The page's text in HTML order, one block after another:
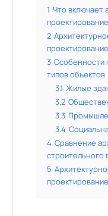
1 Что включает
проектирование
2
3 Особенности
типов объектов
3.1 Жилые
3.2
3.3
3.4
4 Сравнение
строительного
5